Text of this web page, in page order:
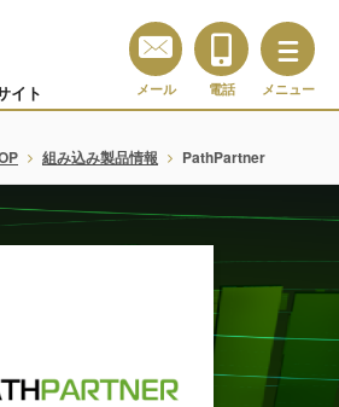
イト メール 電話 メニュー
組み込み製品情報 PathPartner